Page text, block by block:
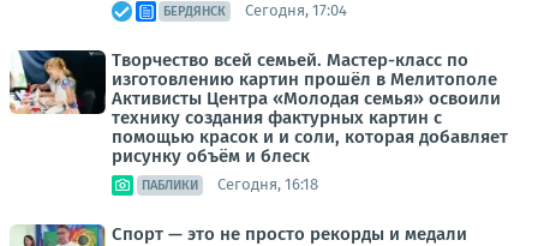
БЕРДЯНСК Сегодня, 17:04
Творчество всей семьей. Мастер-класс по
изготовлению картин прошёл в Мелитополе
Активисты Центра «Молодая семья» освоили
технику создания фактурных картин с
помощью красок и и соли, которая добавляет
рисунку объём и блеск
ПАБЛИКИ Сегодня, 16:18
Спорт — это не просто рекорды и медали